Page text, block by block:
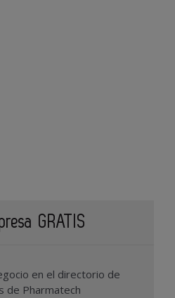
GRATIS
en el directorio de
de Pharmatech